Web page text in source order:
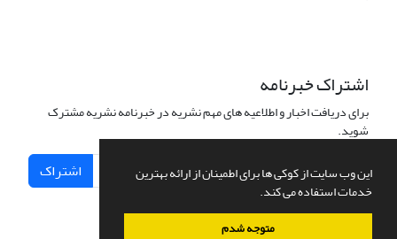
این وب سایت از کوکی ها برای اطمینان از ارائه بهترین
خدمات استفاده می کند.
متوجه شدم
اشتراک خبرنامه
برای دریافت اخبار و اطلاعیه های مهم نشریه در خبرنامه نشریه مشترک
شوید.
اشتراک